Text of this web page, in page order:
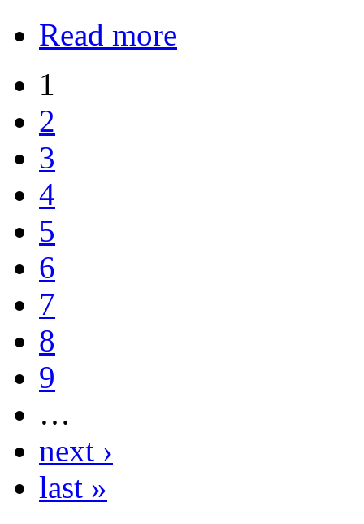
Read more
1
2
3
4
5
6
7
8
9
…
next ›
last »